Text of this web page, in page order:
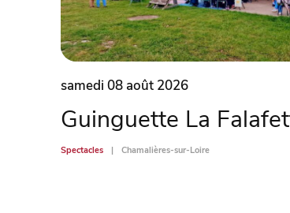
samedi 08 août 2026
Guinguette La
Spectacles Chamalières-sur-Loire